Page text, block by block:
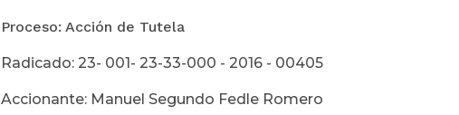
Proceso: Acción de Tutela
Radicado: 23- 001- 23-33-000 - 2016 - 00405
Accionante: Manuel Segundo Fedle Romero